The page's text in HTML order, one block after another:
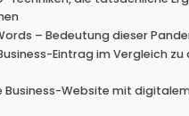
– Bedeutung dieser
Eintrag im Vergleich
Business-Website mit